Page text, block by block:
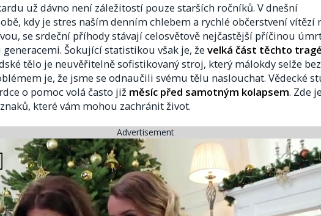
už dávno není záležitostí pouze starších ročníků. V dnešní
kdy je stres naším denním chlebem a rychlé občerstvení vítězí
se srdeční příhody stávají celosvětově nejčastější příčinou
Šokující statistikou však je, že velká část těchto
tělo je neuvěřitelně sofistikovaný stroj, který málokdy selže bez
je, že jsme se odnaučili svému tělu naslouchat. Vědecké
o pomoc volá často již měsíc před samotným kolapsem. Zde
které vám mohou zachránit život.
Advertisement